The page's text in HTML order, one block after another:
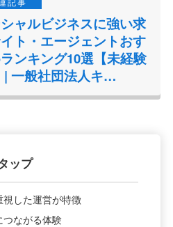
ャルビジネスに強い求
ト・エージェントおす
ンキング10選【未経験
| 一般社団法人キ…
ップ
した運営が特徴
ながる体験